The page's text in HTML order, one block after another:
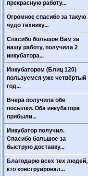
прекрасную работу...
Огромное спасибо за такую
чудо технику...
Спасибо большое Вам за
вашу работу, получила 2
инкубатора...
Инкубатором (Блиц 120)
пользуемся уже четвёртый
год...
Вчера получила обе
посылки. Оба инкубатора
прибыли...
Инкубатор получил.
Спасибо большое за
быструю доставку...
Благодарю всех тех людей,
кто конструировал...